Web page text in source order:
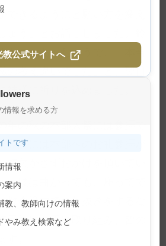
できるようにと願い方を変え
ものがあったようで、「本当
の考え違いでした」と、翌日
神様に祈りを込めました。
翌月には本部へのお礼参拝が
で欠かさずおかげを頂いてい
「腰は曲がっても、座ってで
教会境内での草抜きをするな
元気にご用に取り組み、皆の
教公式サイトへ
情報を求める方
トです
情報
案内
教、教師向けの情報
やみ教え検索など